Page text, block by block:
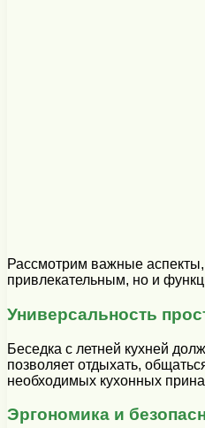
Рассмотрим важные аспекты,
привлекательным, но и
Универсальность
Беседка с летней кухней
позволяет отдыхать,
необходимых кухонных
Эргономика и